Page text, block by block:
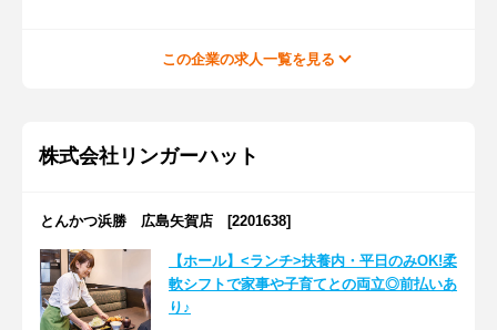
この企業の求人一覧を見る
株式会社リンガーハット
とんかつ浜勝 広島矢賀店 [2201638]
【ホール】<ランチ>扶養内・平日のみOK!柔
軟シフトで家事や子育てとの両立◎前払いあ
り♪